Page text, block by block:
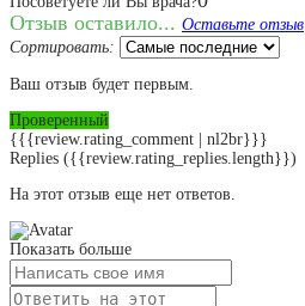
Отзыв оставило... Оставьте отзыв
Сортировать:
Ваш отзыв будет первым.
Проверенный
{{{review.rating_comment | nl2br}}}
Replies ({{review.rating_replies.length}})
На этот отзыв еще нет ответов.
Показать больше